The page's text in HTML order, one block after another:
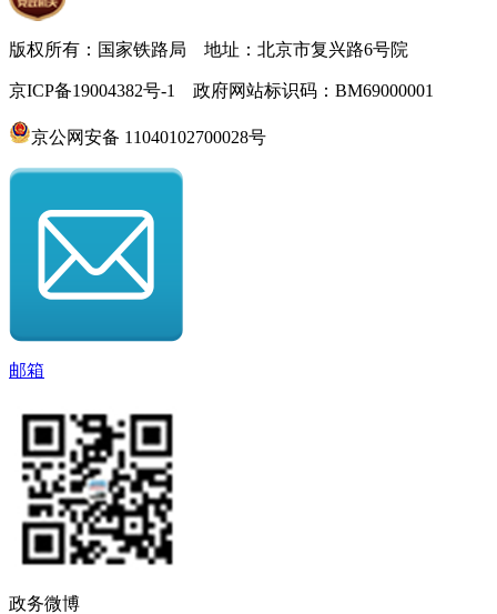
版权所有：国家铁路局 地址：北京市复兴路6号院
京ICP备19004382号-1 政府网站标识码：BM69000001
京公网安备 11040102700028号
邮箱
政务微博